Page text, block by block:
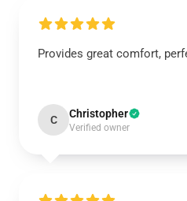
Provides great comfort,
C Christopher
Verified owner